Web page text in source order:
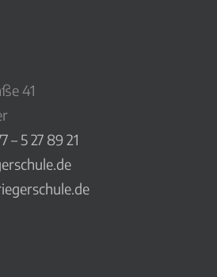
41
– 5 27 89 21